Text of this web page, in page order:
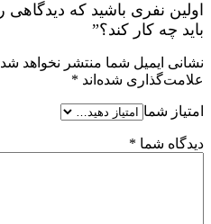
اولین نفری باشید که
باید چه کار کند؟”
نشانی ایمیل شما منتشر نخواهد
علامت‌گذاری شده‌اند *
امتیاز شما
دیدگاه شما *